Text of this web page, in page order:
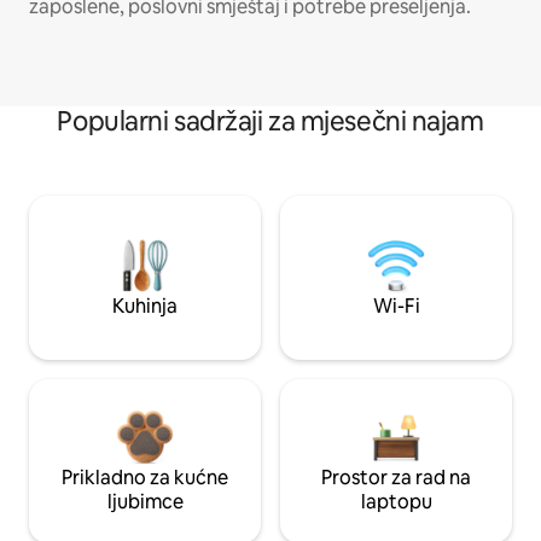
zaposlene, poslovni smještaj i potrebe preseljenja.
Popularni sadržaji za mjesečni najam
Kuhinja Wi-Fi
Prikladno za kućne
ljubimce
Prostor za rad na
laptopu